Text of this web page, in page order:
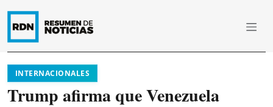
INTERNACIONALES
Trump afirma que Venezuela